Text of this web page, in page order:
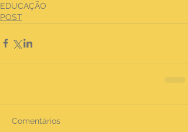
EDUCAÇÃO
POST
Comentários